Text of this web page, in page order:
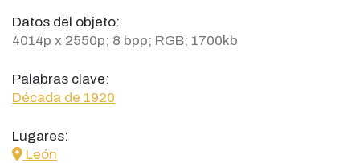
Datos del objeto:
4014p x 2550p; 8 bpp; RGB; 1700kb
Palabras clave:
Década de 1920
Lugares:
icon
León